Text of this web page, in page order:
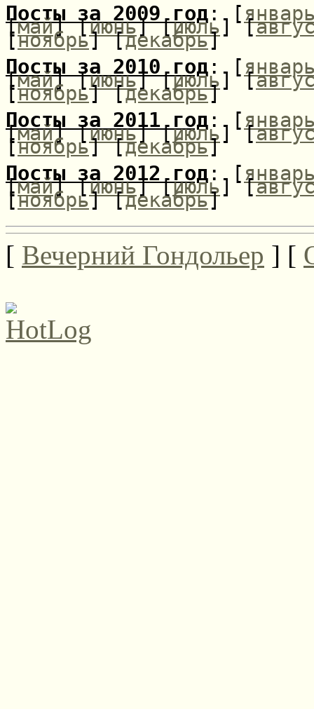
Посты за 2009 год : [
[май] [июнь] [июль] [
[ноябрь] [декабрь]
Посты за 2010 год : [
[май] [июнь] [июль] [
[ноябрь] [декабрь]
Посты за 2011 год : [
[май] [июнь] [июль] [
[ноябрь] [декабрь]
Посты за 2012 год : [
[май] [июнь] [июль] [
[ноябрь] [декабрь]
[ Вечерний Гондольер ] [